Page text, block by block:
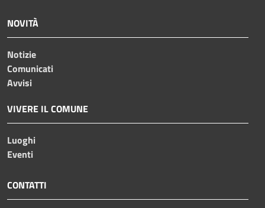
NOVITÀ
Notizie
Comunicati
Avvisi
VIVERE IL COMUNE
Luoghi
Eventi
CONTATTI